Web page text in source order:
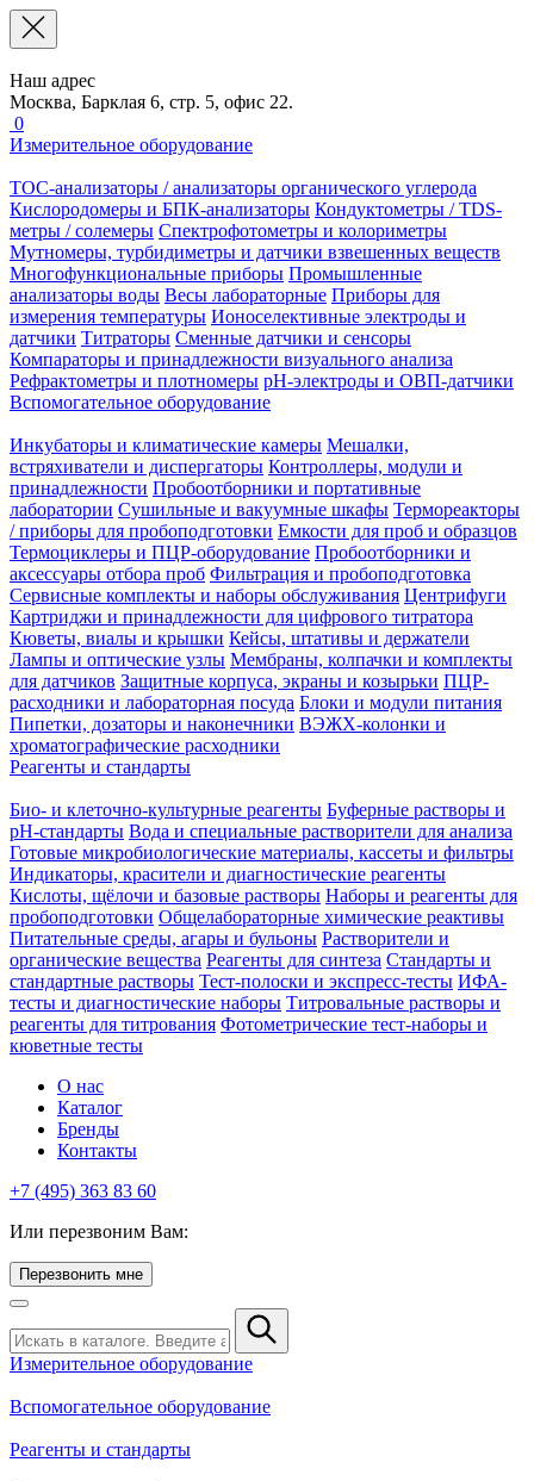
Наш адрес
Москва, Барклая 6, стр. 5, офис 22.
0
Измерительное оборудование
TOC-анализаторы / анализаторы органического углерода
Кислородомеры и БПК-анализаторы Кондуктометры / TDS-
метры / солемеры Спектрофотометры и колориметры
Мутномеры, турбидиметры и датчики взвешенных веществ
Многофункциональные приборы Промышленные
анализаторы воды Весы лабораторные Приборы для
измерения температуры Ионоселективные электроды и
датчики Титраторы Сменные датчики и сенсоры
Компараторы и принадлежности визуального анализа
Рефрактометры и плотномеры pH-электроды и ОВП-датчики
Вспомогательное оборудование
Инкубаторы и климатические камеры Мешалки,
встряхиватели и диспергаторы Контроллеры, модули и
принадлежности Пробоотборники и портативные
лаборатории Сушильные и вакуумные шкафы Термореакторы
/ приборы для пробоподготовки Емкости для проб и образцов
Термоциклеры и ПЦР-оборудование Пробоотборники и
аксессуары отбора проб Фильтрация и пробоподготовка
Сервисные комплекты и наборы обслуживания Центрифуги
Картриджи и принадлежности для цифрового титратора
Кюветы, виалы и крышки Кейсы, штативы и держатели
Лампы и оптические узлы Мембраны, колпачки и комплекты
для датчиков Защитные корпуса, экраны и козырьки ПЦР-
расходники и лабораторная посуда Блоки и модули питания
Пипетки, дозаторы и наконечники ВЭЖХ-колонки и
хроматографические расходники
Реагенты и стандарты
Био- и клеточно-культурные реагенты Буферные растворы и
pH-стандарты Вода и специальные растворители для анализа
Готовые микробиологические материалы, кассеты и фильтры
Индикаторы, красители и диагностические реагенты
Кислоты, щёлочи и базовые растворы Наборы и реагенты для
пробоподготовки Общелабораторные химические реактивы
Питательные среды, агары и бульоны Растворители и
органические вещества Реагенты для синтеза Стандарты и
стандартные растворы Тест-полоски и экспресс-тесты ИФА-
тесты и диагностические наборы Титровальные растворы и
реагенты для титрования Фотометрические тест-наборы и
кюветные тесты
О нас
Каталог
Бренды
Контакты
+7 (495) 363 83 60
Или перезвоним Вам:
Перезвонить мне
Измерительное оборудование
Вспомогательное оборудование
Реагенты и стандарты